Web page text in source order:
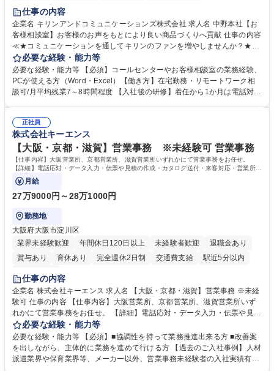
仕事の内容
企業名 キリンアンドコミュニケーションズ株式会社 求人名 中野本社【お
客様相談室】お客様のお声をもとにより良い商品づくりへ貢献 仕事の内容
≪★コミュニケーションを通してキリンのファンを増やしませんか？★≫
お客様のお声をより良い商品づくりに活かしていく上で、窓口となるお客
様相談室でのお仕事です。 日々お客様からいただくキリングループへのご
意見を、企業活動に活かしています。お客様からの声に迅速かつ誠意をも
って対応、情報提供するとともにグループ内活動に反映しています。 【具
平均100件前後■メール・手紙：同上40件前後 募集職種 中野本社【お客様
相談室】お客様のお声をもとにより良い商品づくりへ貢献
必要な経験・能力等
必要な経験・能力等 【必須】コールセンターやお客様相談室の業務経験、
PCが使える方（Word・Excel）【働き方】在宅勤務・リモートワーク相
談可/月平均残業7～8時間程度 【入社後の研修】着任から1か月は電話対応
すのでご安心ください。 【当社について】キリングループの広報機能を担
う会社として、お客様との出会いを大切にし、磨き上げたホスピタリティ
を込めてコミュニケーションをとりながら広報関連業務を行っておりま
す。 学歴・資格 学歴：大学院 大学 高専 短大 専修学校 高校 語学力： 資
格：
正社員
株式会社キーエンス
【大阪・京都・滋賀】営業事務 ※未経験可 営業事務
【仕事内容】大阪営業所、京都営業所、滋賀営業所いずれかにて営業事務をお任せ。
【詳細】電話応対・データ入力・伝票や見積の作成・カタログ送付・来客対応・営業所内
で発生する事務業務や業務改善をお任せ。
月給
27万9000円～28万1000円
勤務地
大阪府大阪市淀川区
業界未経験歓迎
年間休日120日以上 未経験者歓迎
退職金あり
賞与あり
育休あり 完全週休2日制 交通費支給
駅近5分以内
土日祝休み
仕事の内容
企業名 株式会社キーエンス 求人名 【大阪・京都・滋賀】営業事務 ※未経
験可 仕事の内容 【仕事内容】大阪営業所、京都営業所、滋賀営業所いず
れかにて営業事務をお任せ。 【詳細】電話応対・データ入力・伝票や見積
の作成・カタログ送付・来客対応・営業所内で発生する事務業務や業務改
善をお任せ。 【教育制度】ご入社後、育成担当とペアになりながらOJTに
て業務を覚えていただくことが可能です。業務システムがきちんと構築さ
れているため、スムーズに仕事に慣れることができる環境です。また、
必要な経験・能力等
必要な経験・能力等 【必須】■協調性を持って業務推進出来る方 ■改善案
を出しながら、主体的に業務を進めて行ける方 【過去のご入社事例】人材
派遣業界や保育業界等、メーカー以外、営業事務未経験者の入社実績有